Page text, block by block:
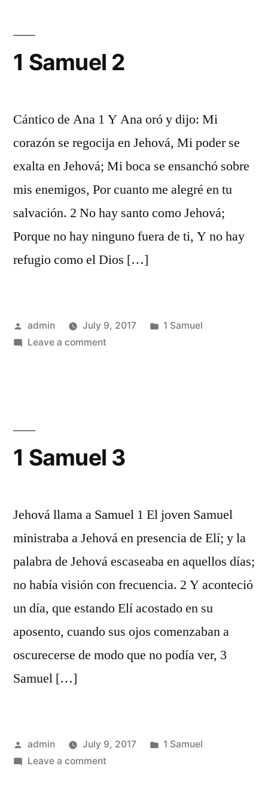
1 Samuel 2
Cántico de Ana 1 Y Ana oró y dijo: Mi
corazón se regocija en Jehová, Mi poder se
exalta en Jehová; Mi boca se ensanchó sobre
mis enemigos, Por cuanto me alegré en tu
salvación. 2 No hay santo como Jehová;
Porque no hay ninguno fuera de ti, Y no hay
refugio como el Dios […]
Posted
by
admin July 9, 2017
Posted
1 Samuel
Leave a commenton
1 Samuel 3
Jehová llama a Samuel 1 El joven Samuel
ministraba a Jehová en presencia de Elí; y la
palabra de Jehová escaseaba en aquellos días;
no había visión con frecuencia. 2 Y aconteció
un día, que estando Elí acostado en su
aposento, cuando sus ojos comenzaban a
oscurecerse de modo que no podía ver, 3
Samuel […]
Posted
by
admin July 9, 2017
Posted
1 Samuel
Leave a commenton